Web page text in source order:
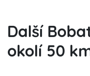
Další
okolí 50